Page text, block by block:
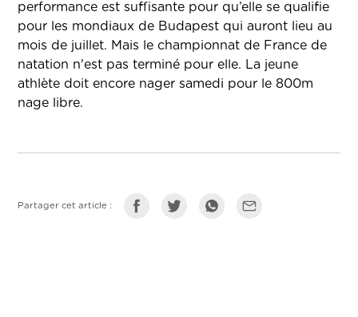
performance est suffisante pour qu’elle se qualifie
pour les mondiaux de Budapest qui auront lieu au
mois de juillet. Mais le championnat de France de
natation n'est pas terminé pour elle. La jeune
athlète doit encore nager samedi pour le 800m
nage libre.
Partager cet article :